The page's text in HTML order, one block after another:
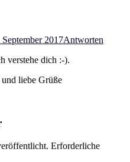
September 2017Antworten
verstehe dich :-).
und liebe Grüße
Erforderliche